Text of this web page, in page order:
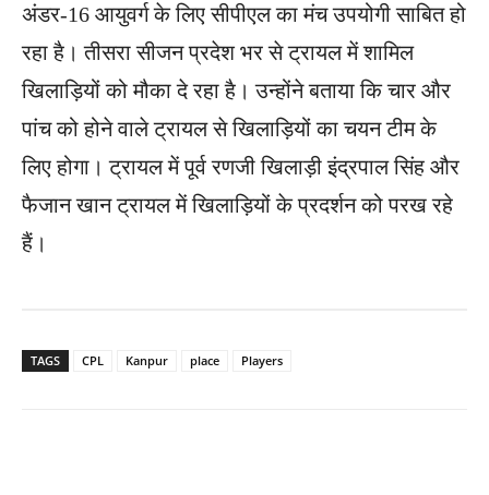
अंडर-16 आयुवर्ग के लिए सीपीएल का मंच उपयोगी साबित हो
रहा है। तीसरा सीजन प्रदेश भर से ट्रायल में शामिल
खिलाड़ियों को मौका दे रहा है। उन्होंने बताया कि चार और
पांच को होने वाले ट्रायल से खिलाड़ियों का चयन टीम के
लिए होगा। ट्रायल में पूर्व रणजी खिलाड़ी इंद्रपाल सिंह और
फैजान खान ट्रायल में खिलाड़ियों के प्रदर्शन को परख रहे
हैं।
TAGS CPL Kanpur place Players